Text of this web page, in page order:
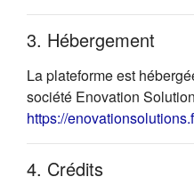
3. Hébergement
La plateforme est
société Enovation
https://
4. Crédits